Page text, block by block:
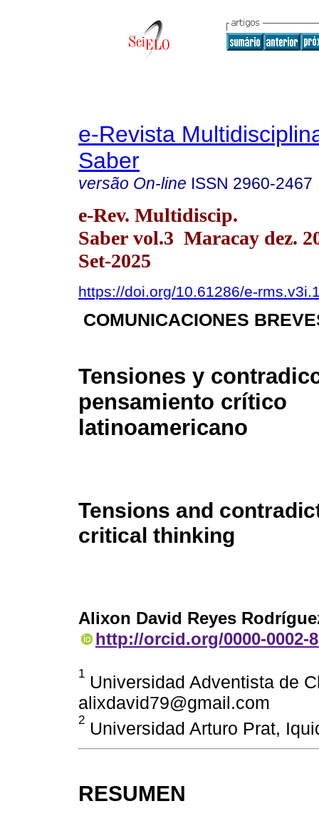
e-Revista
Saber
versão On-line ISSN 2960-2467
e-Rev. Multidiscip.
Saber vol.3 Maracay dez.
Set-2025
https://doi.org/10.61286/e-
COMUNICACIONES
Tensiones y
pensamiento crítico
latinoamericano
Tensions and
critical thinking
Alixon David Reyes
http://orcid.org/0000-0002-
1 Universidad Adventista de
alixdavid79@gmail.com
2 Universidad Arturo Prat,
RESUMEN